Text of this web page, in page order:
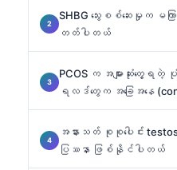
SHBG သွေးစစ်ဆေးမှုက မက
တတ်ပါတယ်
PCOS က အများဆုံးတွေ့
ရလဒ်တွေက အခြေအနေ
အနားသတ် စုစုပေါင်း
ပြဿနာ ဖြစ်နိုင်ပါတယ်